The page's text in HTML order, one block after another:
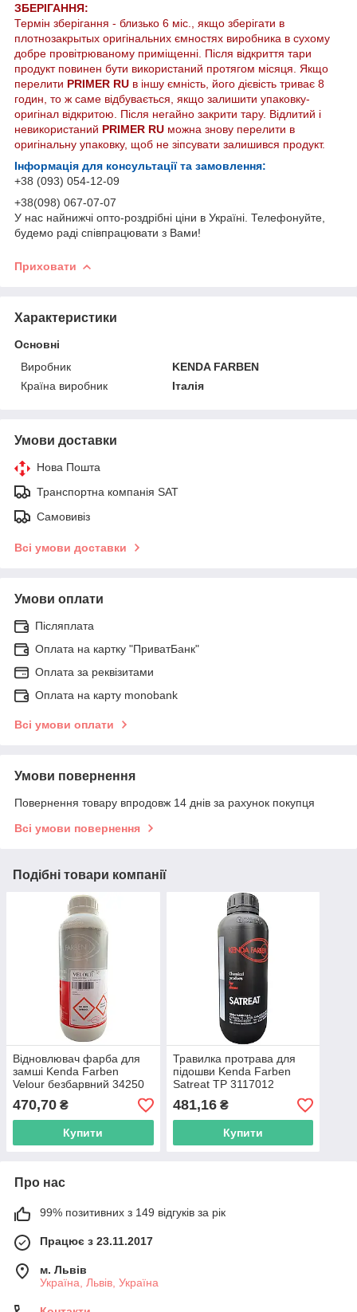
ЗБЕРІГАННЯ:
Термін зберігання - близько 6 міс., якщо зберігати в
плотнозакрытых оригінальних ємностях виробника в сухому
добре провітрюваному приміщенні. Після відкриття тари
продукт повинен бути використаний протягом місяця. Якщо
перелити PRIMER RU в іншу ємність, його дієвість триває 8
годин, то ж саме відбувається, якщо залишити упаковку-
оригінал відкритою. Після негайно закрити тару. Відлитий і
невикористаний PRIMER RU можна знову перелити в
оригінальну упаковку, щоб не зіпсувати залишився продукт.
Інформація для консультації та замовлення:
+38 (093) 054-12-09
+38(098) 067-07-07
У нас найнижчі опто-роздрібні ціни в Україні. Телефонуйте,
будемо раді співпрацювати з Вами!
Приховати
Характеристики
Основні
Виробник
KENDA FARBEN
Країна виробник
Італія
Умови доставки
Нова Пошта
Транспортна компанія SAT
Самовивіз
Всі умови доставки
Умови оплати
Післяплата
Оплата на картку "ПриватБанк"
Оплата за реквізитами
Оплата на карту monobank
Всі умови оплати
Умови повернення
Повернення товару впродовж 14 днів за рахунок покупця
Всі умови повернення
Подібні товари компанії
Відновлювач фарба для
замші Kenda Farben
Velour безбарвний 34250
470,70 ₴
Купити
Травилка протрава для
підошви Kenda Farben
Satreat ТР 3117012
481,16₴
Купити
Про нас
99% позитивних з 149 відгуків за рік
Працює з 23.11.2017
м. Львів
Україна, Львів, Україна